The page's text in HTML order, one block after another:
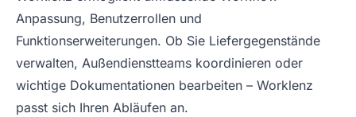
Anpassung, Benutzerrollen und
Funktionserweiterungen. Ob Sie Liefergegenstände
verwalten, Außendienstteams koordinieren oder
wichtige Dokumentationen bearbeiten – Worklenz
passt sich Ihren Abläufen an.